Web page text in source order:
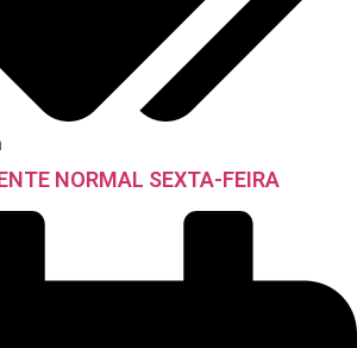
NORMAL SEXTA-FEIRA